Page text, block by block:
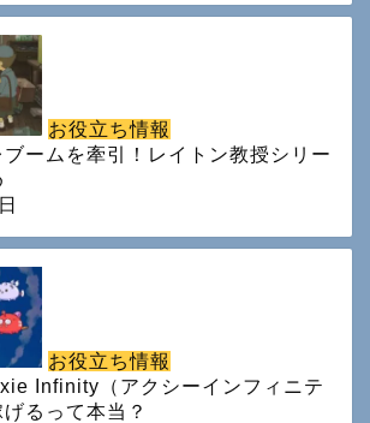
お役立ち情報
ームを牽引！レイトン教授シリー
お役立ち情報
Infinity（アクシーインフィニテ
るって本当？